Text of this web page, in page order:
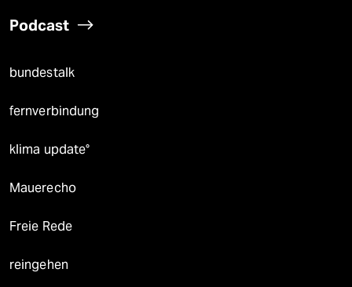
Podcast
bundestalk
fernverbindung
klima update°
Mauerecho
Freie Rede
reingehen